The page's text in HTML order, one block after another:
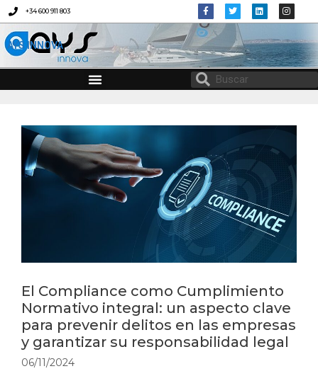
+34 600 911 803
AYS INNOVA
El Compliance como Cumplimiento
Normativo integral: un aspecto clave
para prevenir delitos en las empresas
y garantizar su responsabilidad legal
06/11/2024